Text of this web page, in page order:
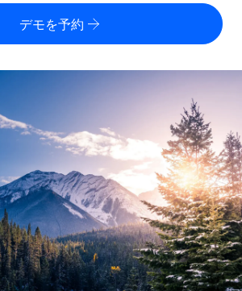
Record
員と法令を遵守して契約
業務を外部委託
クフローにシームレスに統合する
ーム
人事の基本機能を内蔵
社と比較
けのアジャイルなグローバルHR・給与処理ソ
ット
れた人事ソリューションでチームを拡大する
ローバルHR
計算ツール
約社員向けに、通貨オプションと支払スピー
ド
デモを予約